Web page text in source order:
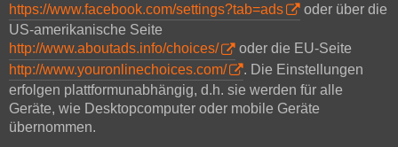
https://www.facebook.com/settings?tab=ads
oder über die
US-amerikanische Seite
http://www.aboutads.info/choices/
oder die EU-Seite
http://www.youronlinechoices.com/
. Die Einstellungen
erfolgen plattformunabhängig, d.h. sie werden für alle
Geräte, wie Desktopcomputer oder mobile Geräte
übernommen.